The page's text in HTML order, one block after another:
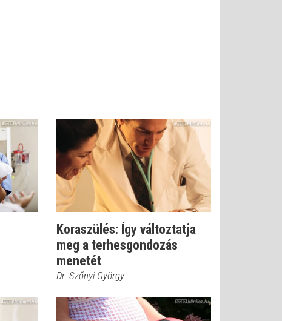
Koraszülés: Így változtatja
meg a terhesgondozás
menetét
Dr. Szőnyi György